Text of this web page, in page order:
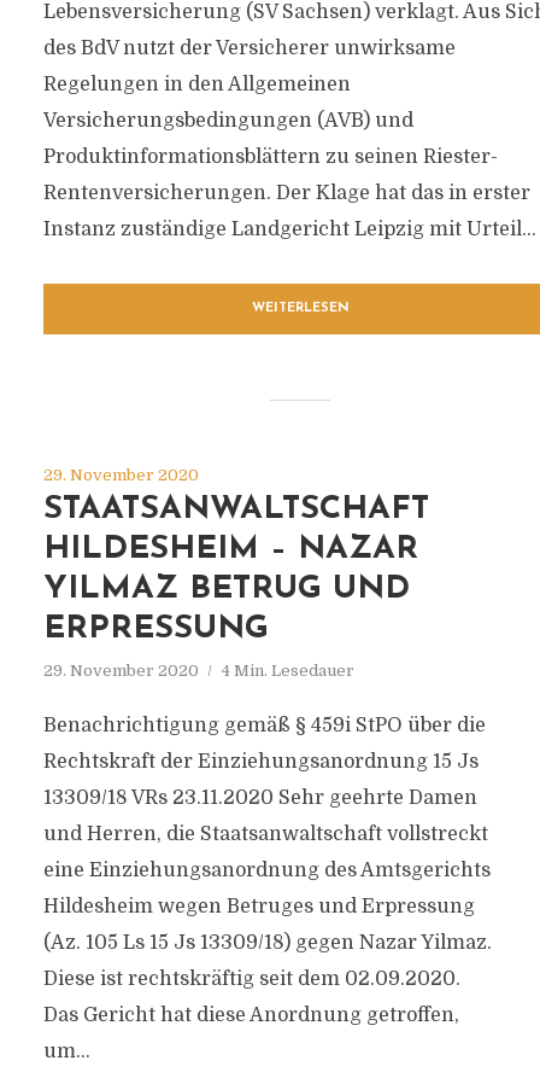
Lebensversicherung (SV Sachsen) verklagt. Aus
des BdV nutzt der Versicherer unwirksame
Regelungen in den Allgemeinen
Versicherungsbedingungen (AVB) und
Produktinformationsblättern zu seinen Riester-
Rentenversicherungen. Der Klage hat das in erster
Instanz zuständige Landgericht Leipzig mit Urteil...
WEITERLESEN
29. November 2020
STAATSANWALTSCHAFT
HILDESHEIM – NAZAR
YILMAZ BETRUG UND
ERPRESSUNG
29. November 2020 4 Min. Lesedauer
Benachrichtigung gemäß § 459i StPO über die
Rechtskraft der Einziehungsanordnung 15 Js
13309/18 VRs 23.11.2020 Sehr geehrte Damen
und Herren, die Staatsanwaltschaft vollstreckt
eine Einziehungsanordnung des Amtsgerichts
Hildesheim wegen Betruges und Erpressung
(Az. 105 Ls 15 Js 13309/18) gegen Nazar Yilmaz.
Diese ist rechtskräftig seit dem 02.09.2020.
Das Gericht hat diese Anordnung getroffen,
um...